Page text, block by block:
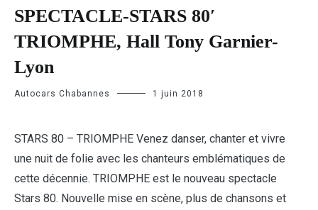
SPECTACLE-STARS 80′
TRIOMPHE, Hall Tony Garnier-
Lyon
Autocars Chabannes 1 juin 2018
STARS 80 – TRIOMPHE Venez danser, chanter et vivre
une nuit de folie avec les chanteurs emblématiques de
cette décennie. TRIOMPHE est le nouveau spectacle
Stars 80. Nouvelle mise en scène, plus de chansons et